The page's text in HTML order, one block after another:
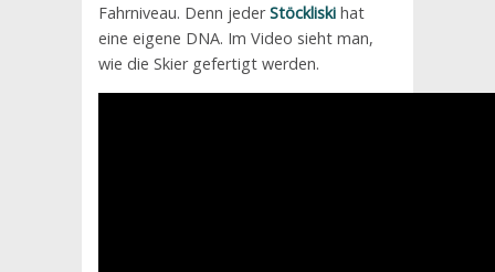
Fahrniveau. Denn jederStöckliski hat
eine eigene DNA. Im Video sieht man,
wie die Skier gefertigt werden.